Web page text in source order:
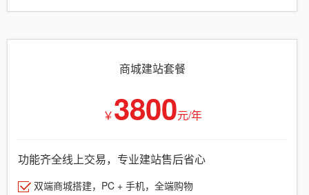
商城建站套餐
￥3800元/年
功能齐全线上交易，专业建站售后省心
双端商城搭建，PC + 手机，全端购物